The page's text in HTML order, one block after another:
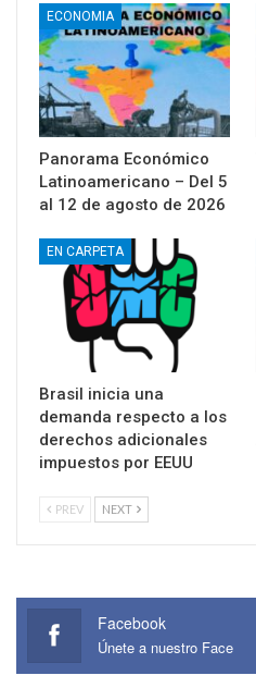
ECONOMIA
Panorama Económico
Latinoamericano – Del 5
al 12 de agosto de 2026
EN CARPETA
Brasil inicia una
demanda respecto a los
derechos adicionales
impuestos por EEUU
PREV NEXT
Facebook
Únete a nuestro Face